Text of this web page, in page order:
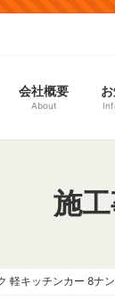
会社概要
About
施
軽キッチンカー 8ナ